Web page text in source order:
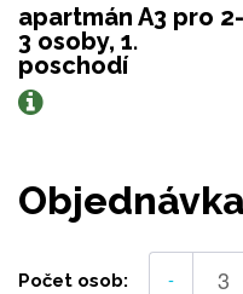
apartmán A3 pro 2-
3 osoby, 1.
poschodí
Objednávka
Počet osob: -